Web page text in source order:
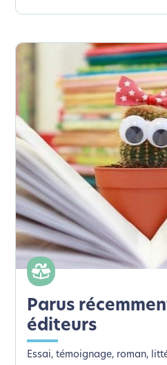
Parus
éditeurs
Essai, témoignage, roman,